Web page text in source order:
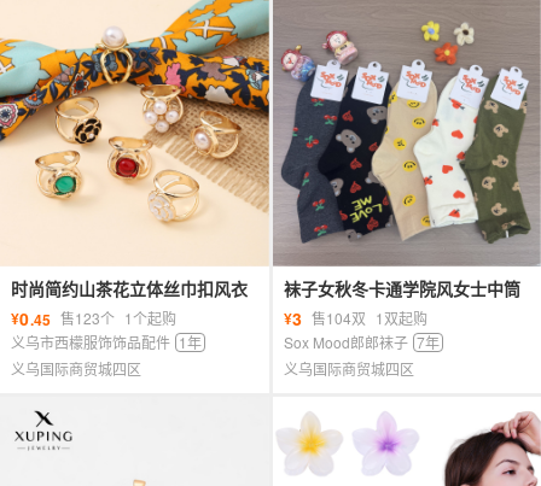
时尚简约山茶花立体丝巾扣风衣
腰带打结神器多功能西服西装饰
品
¥0.45 售123个 1个起购
义乌市西檬服饰饰品配件 1年
义乌国际商贸城四区
袜子女秋冬卡通学院风女士中筒
袜子棉袜运动袜女袜字母动物潮
袜
¥3 售104双 1双起购
Sox Mood郎郎袜子 7年
义乌国际商贸城四区